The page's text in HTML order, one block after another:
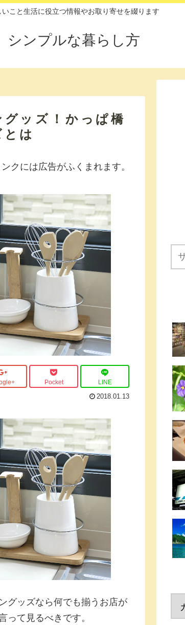
いこと生活に役立つ情報やお取り寄せを綴ります
シンプルな暮らし方
ッズ！かっぱ橋
は
クには広告がふくまれます。
Pocket LINE
2018.01.13
グッズなら何でも揃うお店が
って見るべきです。